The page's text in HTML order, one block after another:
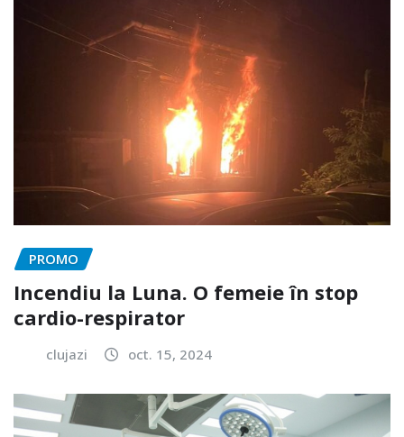
PROMO
Incendiu la Luna. O femeie în stop
cardio-respirator
clujazi oct. 15, 2024